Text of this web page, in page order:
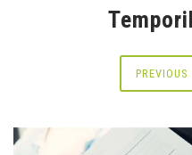
PREVIOUS